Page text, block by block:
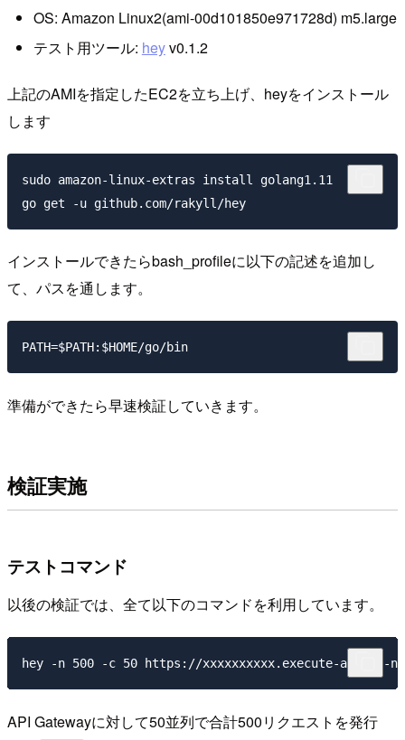
OS: Amazon Linux2(ami-00d101850e971728d) m5.large
テスト用ツール: heyv0.1.2
上記のAMIを指定したEC2を立ち上げ、heyをインストール
します
sudo amazon-linux-extras install golang1.11
インストールできたらbash_profileに以下の記述を追加し
て、パスを通します。
準備ができたら早速検証していきます。
検証実施
テストコマンド
以後の検証では、全て以下のコマンドを利用しています。
API Gatewayに対して50並列で合計500リクエストを発行